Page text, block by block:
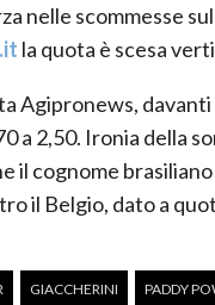
nelle scommesse
la quota è scesa
Agipronews, davanti
a 2,50. Ironia della
il cognome
il Belgio, dato a
GIACCHERINI PADDY